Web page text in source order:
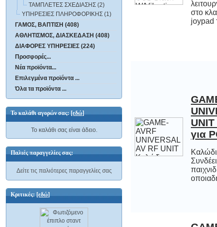
ΤΑΜΠΛΕΤΕΣ ΣΧΕΔΙΑΣΗΣ (2)
ΥΠΗΡΕΣΙΕΣ ΠΛΗΡΟΦΟΡΙΚΗΣ (1)
ΓΑΜΟΣ, ΒΑΠΤΙΣΗ (408)
ΑΘΛΗΤΙΣΜΟΣ, ΔΙΑΣΚΕΔΑΣΗ (408)
ΔΙΑΦΟΡΕΣ ΥΠΗΡΕΣΙΕΣ (224)
Προσφορές...
Νέα προϊόντα...
Επιλεγμένα προϊόντα ...
Όλα τα προϊόντα ...
Το καλάθι αγορών σας:[εδώ]
Το καλάθι σας είναι άδειο.
Παλιές παραγγελίες σας:
Δείτε τις παλιότερες παραγγελίες σας
Κριτικές:[εδώ]
joypad
UNIT
για
Συνδέει